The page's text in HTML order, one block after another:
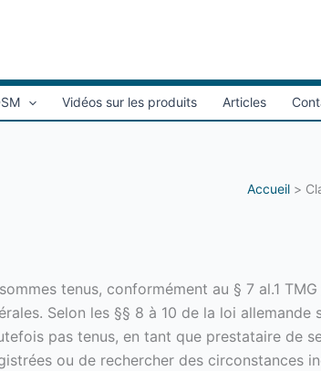
Vidéos sur les produits Articles
Accueil
tenus, conformément au § 7 al.1
Selon les §§ 8 à 10 de la loi allemande
pas tenus, en tant que prestataire de
ou de rechercher des circonstances